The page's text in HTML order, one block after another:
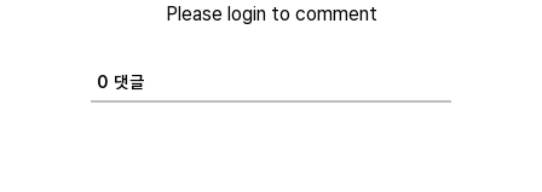
Please login to comment
0 댓글